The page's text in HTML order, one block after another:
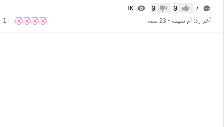
7 إعجاب0 عدم إعجاب
0
1K
آخر رد: أم شيمه • 23 سنة +1